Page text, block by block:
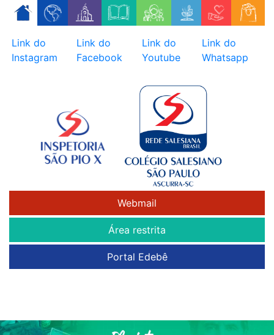
Skip
content
Link do
Instagram
Link do
Facebook
Link do
Youtube
Link do
Whatsapp
Webmail
Área restrita
Portal Edebê